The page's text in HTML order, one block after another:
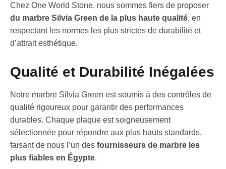
Chez One World Stone, nous sommes fiers de proposer
du marbre Silvia Green de la plus haute qualité, en
respectant les normes les plus strictes de durabilité et
d’attrait esthétique.
Qualité et Durabilité Inégalées
Notre marbre Silvia Green est soumis à des contrôles de
qualité rigoureux pour garantir des performances
durables. Chaque plaque est soigneusement
sélectionnée pour répondre aux plus hauts standards,
faisant de nous l’un des fournisseurs de marbre les
plus fiables en Égypte.